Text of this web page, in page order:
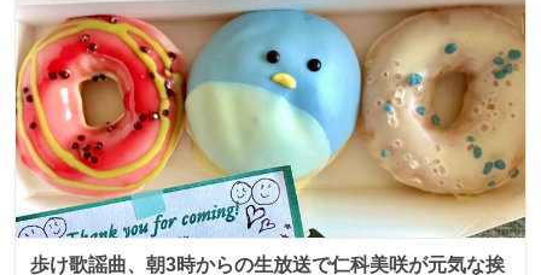
歩け歌謡曲、朝3時からの生放送で仁科美咲が元気な挨